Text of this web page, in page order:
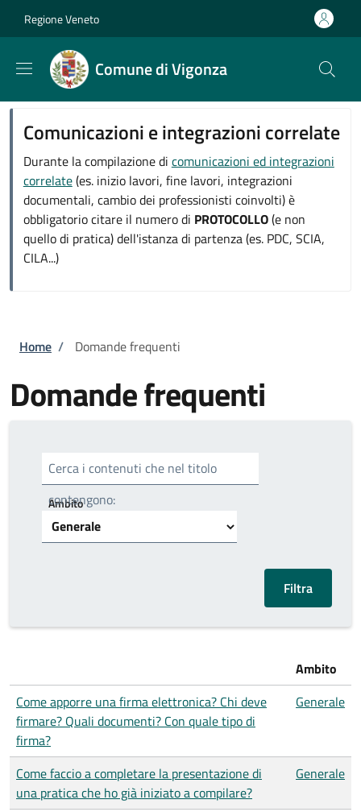
Regione Veneto
Comune di Vigonza
Comunicazioni e integrazioni correlate
Durante la compilazione di comunicazioni ed integrazioni
correlate(es. inizio lavori, fine lavori, integrazioni
documentali, cambio dei professionisti coinvolti) è
obbligatorio citare il numero di PROTOCOLLO(e non
quello di pratica) dell'istanza di partenza (es. PDC, SCIA,
CILA...)
Briciole di pane
Home / Domande frequenti
Domande frequenti
Cerca i contenuti che nel titolo
contengono:
Ambito
Ambito
Come apporre una firma elettronica? Chi deve
firmare? Quali documenti? Con quale tipo di
firma?
Generale
Come faccio a completare la presentazione di
una pratica che ho già iniziato a compilare?
Generale